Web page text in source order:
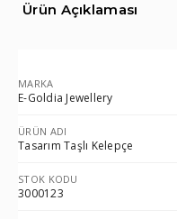
Ürün Açıklaması
MARKA
E-Goldia Jewellery
ÜRÜN ADI
Tasarım Taşlı Kelepçe
STOK KODU
3000123